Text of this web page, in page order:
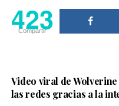
423
Compartir
Video viral de
las redes gracias a la